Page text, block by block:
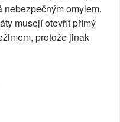
omylem.
musejí otevřít přímý
protože jinak